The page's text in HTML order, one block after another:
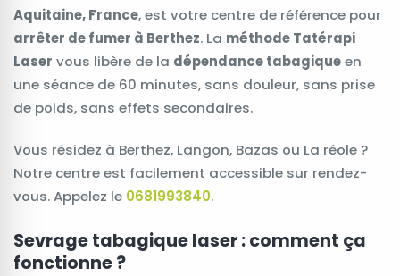
Aquitaine, France, est votre centre de référence pour
arrêter de fumer à Berthez. La méthode Tatérapi
Laser vous libère de la dépendance tabagiqueen
une séance de 60 minutes, sans douleur, sans prise
de poids, sans effets secondaires.
Vous résidez à Berthez, Langon, Bazas ou La réole ?
Notre centre est facilement accessible sur rendez-
vous. Appelez le 0681993840.
Sevrage tabagique laser : comment ça
fonctionne ?